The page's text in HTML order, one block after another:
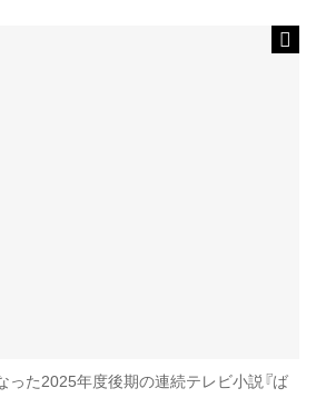
った2025年度後期の連続テレビ小説『ば